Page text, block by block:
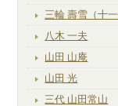
三輪 壽雪（十一
八木 一夫
山田 山庵
山田 光
三代 山田常山